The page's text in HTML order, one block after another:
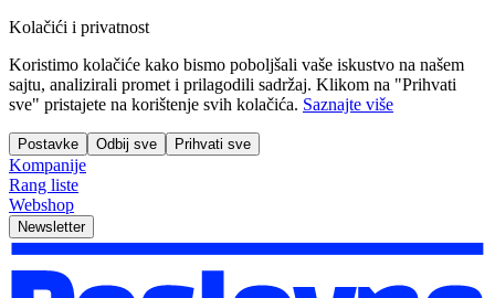
Kolačići i privatnost
Koristimo kolačiće kako bismo poboljšali vaše iskustvo na našem
sajtu, analizirali promet i prilagodili sadržaj. Klikom na "Prihvati
sve" pristajete na korištenje svih kolačića. Saznajte više
Postavke Odbij sve Prihvati sve
Kompanije
Rang liste
Webshop
Newsletter